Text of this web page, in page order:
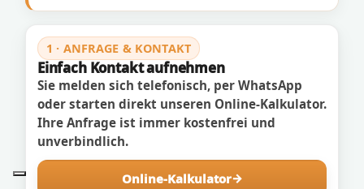
1 · ANFRAGE & KONTAKT
Einfach Kontakt aufnehmen
Sie melden sich telefonisch, per WhatsApp
oder starten direkt unseren Online-Kalkulator.
Ihre Anfrage ist immer kostenfrei und
unverbindlich.
Online-Kalkulator